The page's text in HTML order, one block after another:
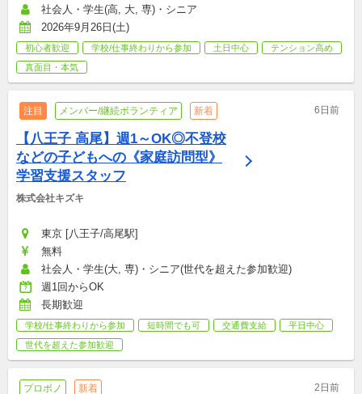
社会人・学生(高, 大, 専)・シニア
2026年9月26日(土)
初心者歓迎 学校/仕事終わりから参加 土日中心
テンション高め
真面目・本気
注目 メンバー/継続ボランティア 新着 6日前
【八王子 高尾】週1～OK◎不登校
などの子どもへの《家庭訪問型》
学習支援スタッフ
株式会社キズキ
東京 [八王子/高尾駅]
無料
社会人・学生(大, 専)・シニア(世代を超えた参加歓迎)
週1回からOK
長期歓迎
学校/仕事終わりから参加 短時間でも可 交通費支給
平日中心
世代を超えた参加歓迎
プロボノ 新着 2日前